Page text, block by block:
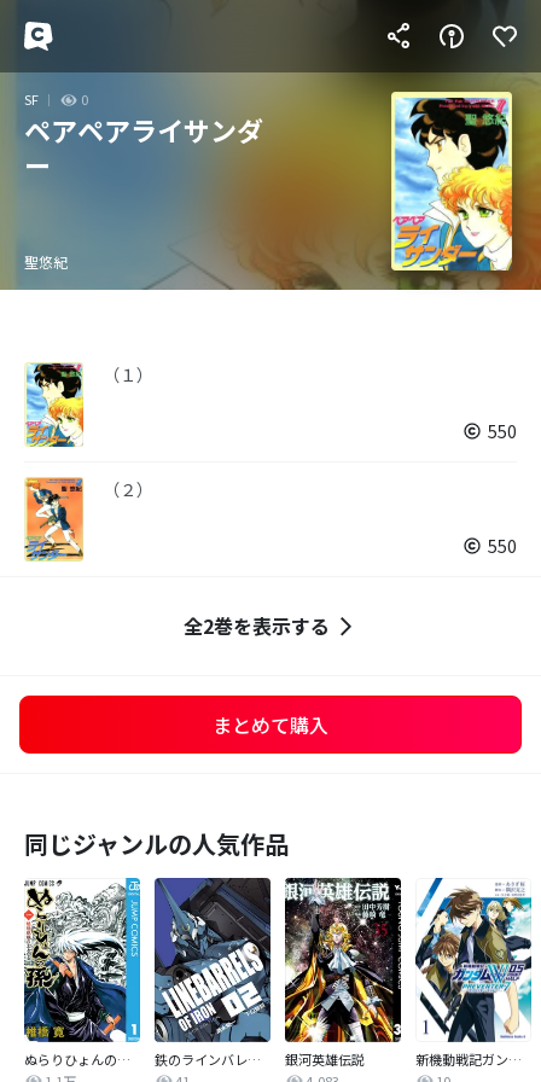
SF 0
ペアペアライサンダ
ー
聖悠紀
（１）
550
（２）
550
全2巻を表示する
まとめて購入
同じジャンルの人気作品
ぬらりひょんの孫 モノクロ版
鉄のラインバレル 完全版
銀河英雄伝説
新機動戦記ガンダムW 0．5 PREVENTER-7